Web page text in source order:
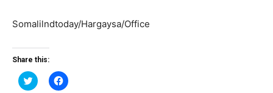
Somalilndtoday/Hargaysa/Office
Share this:
Click
to
Click
to